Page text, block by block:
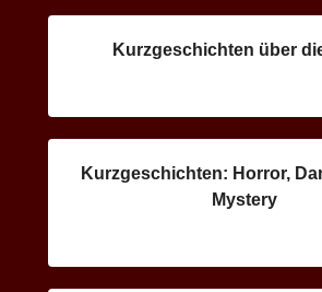
Kurzgeschichten über
Kurzgeschichten: Horror,
Mystery